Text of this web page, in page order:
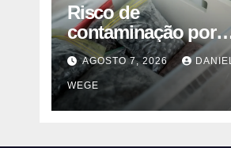
Risco de
contaminação por
listeria suspende
venda de mirtilos
fábricas da América
Norte – Mix Vale
AGOSTO 7, 2026 DANIEL
WEGE